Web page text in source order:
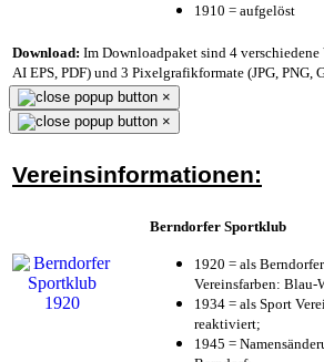
1910 = aufgelöst
Download: Im Downloadpaket sind 4
AI EPS, PDF) und 3 Pixelgrafikformate (JPG, PNG,
×
×
Vereinsinformationen:
Berndorfer Sportklub
1920 = als
Vereinsfarben: Blau-
1934 = als Sport
reaktiviert;
1945 =